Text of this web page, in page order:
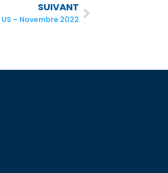
SUIVANT
– Novembre 2022